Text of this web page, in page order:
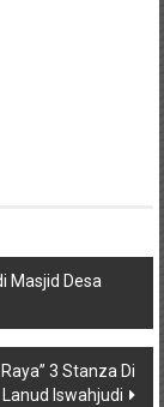
Masjid Desa
3 Stanza Di
Lanud Iswahjudi